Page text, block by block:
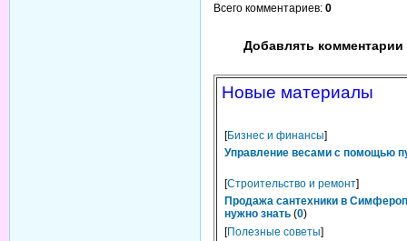
Всего комментариев: 0
Добавлять комментарии
Новые материалы
[Бизнес и финансы]
Управление весами с помощью
[Строительство и ремонт]
Продажа сантехники в
нужно знать (0)
[Полезные советы]